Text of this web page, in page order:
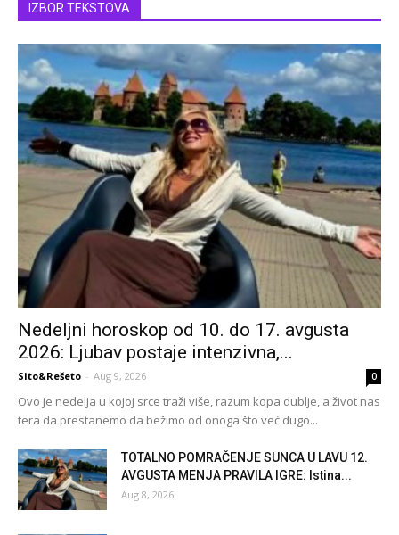
IZBOR TEKSTOVA
Nedeljni horoskop od 10. do 17. avgusta
2026: Ljubav postaje intenzivna,...
Sito&Rešeto - Aug 9, 2026 0
Ovo je nedelja u kojoj srce traži više, razum kopa dublje, a život nas
tera da prestanemo da bežimo od onoga što već dugo...
TOTALNO POMRAČENJE SUNCA U LAVU 12.
AVGUSTA MENJA PRAVILA IGRE: Istina...
Aug 8, 2026